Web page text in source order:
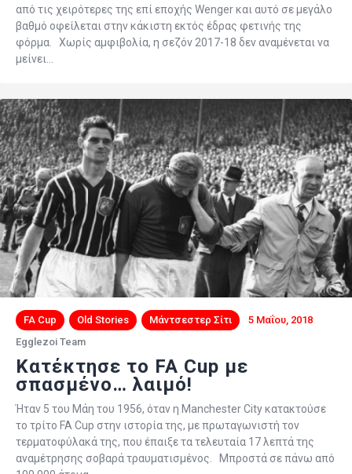
από τις χειρότερες της επί εποχής Wenger και αυτό σε μεγάλο
βαθμό οφείλεται στην κάκιστη εκτός έδρας φετινής της
φόρμα. Χωρίς αμφιβολία, η σεζόν 2017-18 δεν αναμένεται να
μείνει…
FA Cup Old Stories Μάντσεστερ Σίτι
5 Μαΐου, 2018
Egglezoi Team
Κατέκτησε το FA Cup με
σπασμένο… λαιμό!
Ήταν 5 του Μάη του 1956, όταν η Manchester City κατακτούσε
το τρίτο FA Cup στην ιστορία της, με πρωταγωνιστή τον
τερματοφύλακά της, που έπαιξε τα τελευταία 17 λεπτά της
αναμέτρησης σοβαρά τραυματισμένος. Μπροστά σε πάνω από